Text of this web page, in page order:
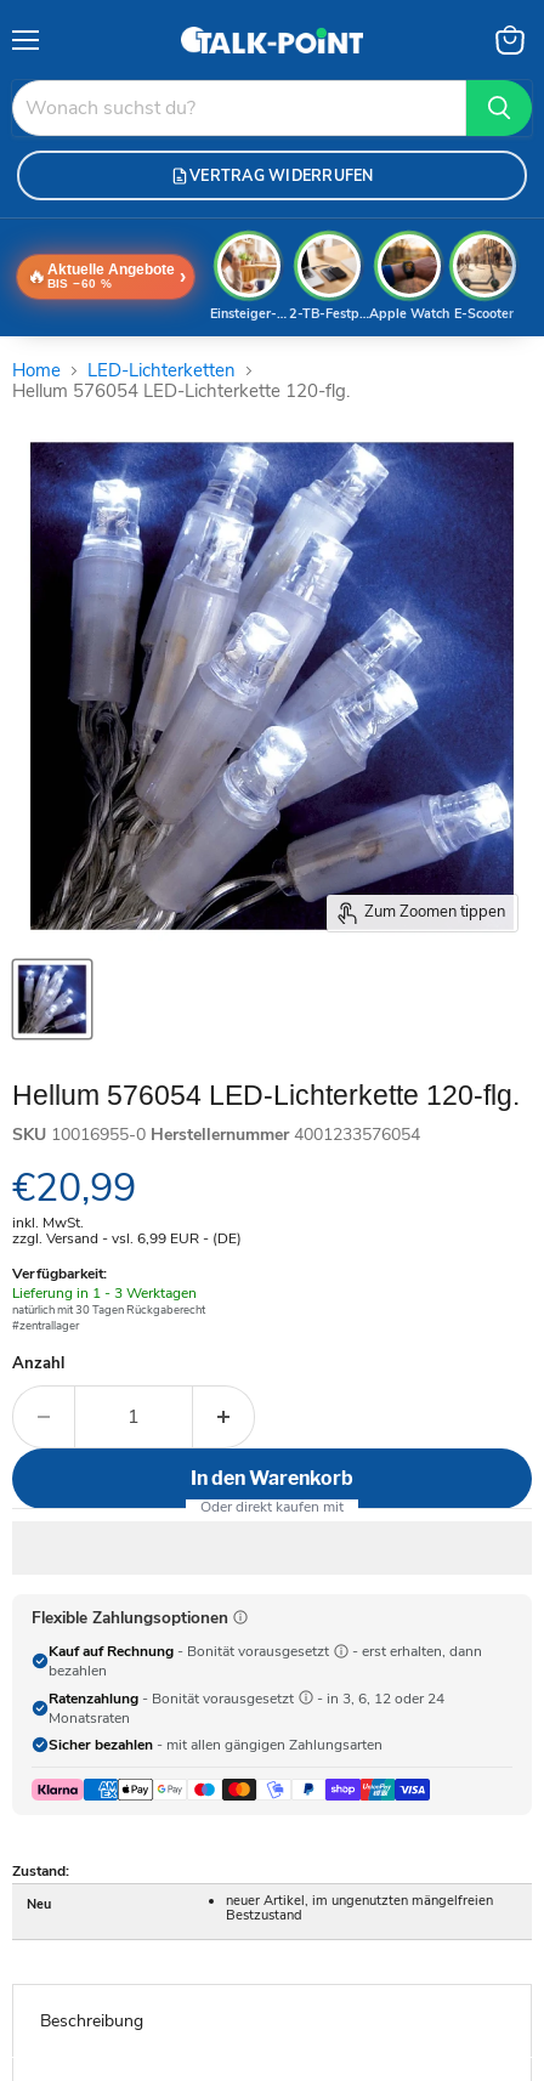
VERTRAG WIDERRUFEN
🔥 Aktuelle Angebote
BIS −60 % ›
E-Scooter
Apple Watch
2-TB-Festplatte
Einsteiger-Handy
Home
LED-Lichterketten
Hellum 576054 LED-Lichterkette 120-flg.
Zum Zoomen tippen
Hellum 576054 LED-Lichterkette 120-flg.
SKU 10016955-0 Herstellernummer 4001233576054
Aktueller Preis
€20,99
inkl. MwSt.
zzgl. Versand - vsl. 6,99 EUR- (DE)
Verfügbarkeit:
Verfügbar
-
Lieferung in 1 - 3 Werktagen
natürlich mit 30 Tagen Rückgaberecht
#zentrallager
Anzahl
In den Warenkorb
Flexible Zahlungsoptionen
Kauf auf Rechnung - Bonität vorausgesetzt
- erst erhalten, dann
bezahlen
Ratenzahlung - Bonität vorausgesetzt
- in 3, 6, 12 oder 24
Monatsraten
Sicher bezahlen - mit allen gängigen Zahlungsarten
Zustand:
Neu
neuer Artikel, im ungenutzten mängelfreien
Bestzustand
Beschreibung